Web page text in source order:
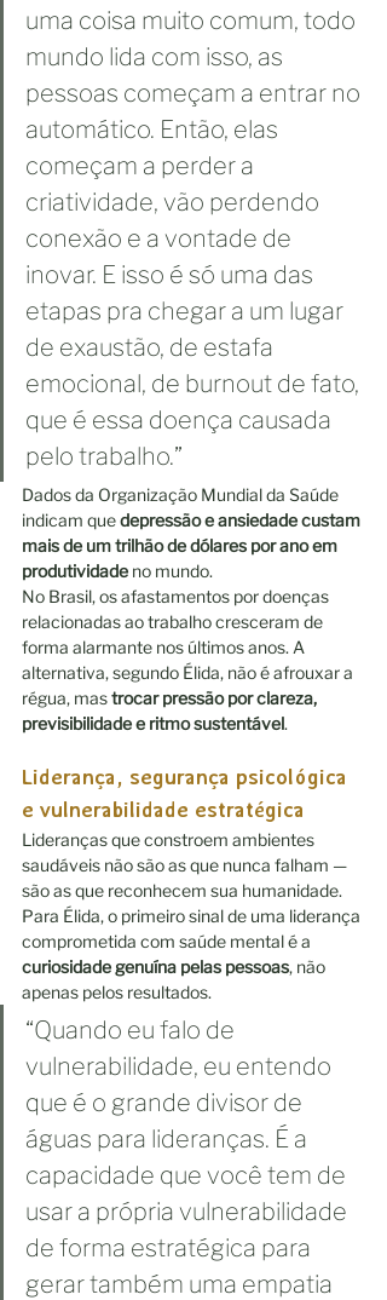
uma coisa muito comum, todo
mundo lida com isso, as
pessoas começam a entrar no
automático. Então, elas
começam a perder a
criatividade, vão perdendo
conexão e a vontade de
inovar. E isso é só uma das
etapas pra chegar a um lugar
de exaustão, de estafa
emocional, de burnout de fato,
que é essa doença causada
pelo trabalho.”
Dados da Organização Mundial da Saúde
indicam que depressão e ansiedade custam
mais de um trilhão de dólares por ano em
produtividade no mundo.
No Brasil, os afastamentos por doenças
relacionadas ao trabalho cresceram de
forma alarmante nos últimos anos. A
alternativa, segundo Élida, não é afrouxar a
régua, mas trocar pressão por clareza,
previsibilidade e ritmo sustentável.
Liderança, segurança psicológica
e vulnerabilidade estratégica
Lideranças que constroem ambientes
saudáveis não são as que nunca falham —
são as que reconhecem sua humanidade.
Para Élida, o primeiro sinal de uma liderança
comprometida com saúde mental é a
curiosidade genuína pelas pessoas, não
apenas pelos resultados.
“Quando eu falo de
vulnerabilidade, eu entendo
que é o grande divisor de
águas para lideranças. É a
capacidade que você tem de
usar a própria vulnerabilidade
de forma estratégica para
gerar também uma empatia